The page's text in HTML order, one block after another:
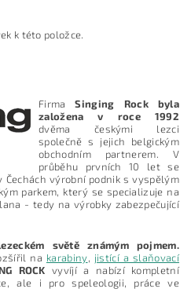
k této položce.
FirmaSinging Rock byla
založena v roce 1992
dvěma českými lezci
společně s jejich belgickým
obchodním partnerem. V
průběhu prvních 10 let se
výrobní podnik s vyspělým
parkem, který se specializuje na
- tedy na výrobky zabezpečující
světě známým pojmem.
na karabiny, jistící a slaňovací
ROCK vyvíjí a nabízí kompletní
ale i pro speleologii, práce ve